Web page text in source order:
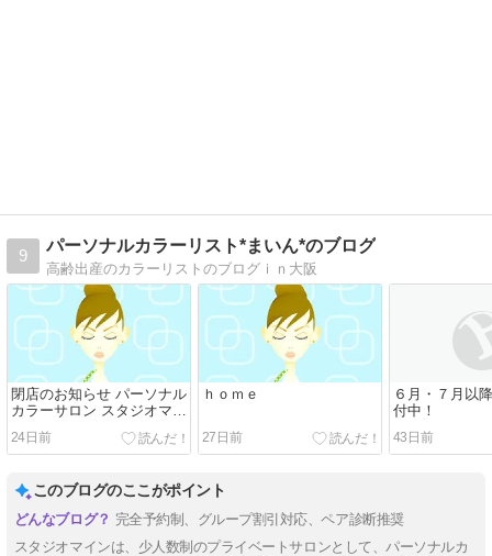
9
パーソナルカラーリスト*まいん*のブログ
高齢出産のカラーリストのブログｉｎ大阪
閉店のお知らせ パーソナル
カラーサロン スタジオマイ
24日前
ｈｏｍｅ
27日前
６月・７月以
付中！
43日前
このブログのここがポイント
完全予約制、グループ割引対応、ペア診断推奨
スタジオマインは、少人数制のプライベートサロンとして、パーソナルカ